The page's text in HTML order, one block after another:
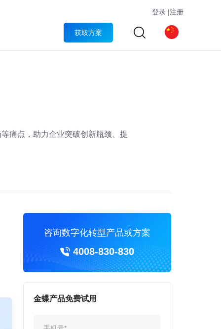
登录 |注册
获取方案
痛点，助力企业突破创新瓶颈、提
咨询数字化转型产品或方案
4008-830-830
金蝶产品免费试用